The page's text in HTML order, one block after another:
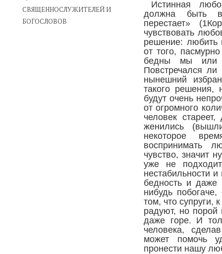
СВЯЩЕННОСЛУЖИТЕЛЕЙ И
БОГОСЛОВОВ
Истинная
должна быть
перестает»
чувствовать
решение: любить
от того,
бедны мы или
Повстречался
нынешний
такого
будут очень
от огромного
человек
женились
некоторое
воспринимать
чувство, значит
уже не
нестабильности
бедность и даже
нибудь
том, что супруги,
радуют, но порой
даже горе. И
человека,
может помочь
пронести нашу